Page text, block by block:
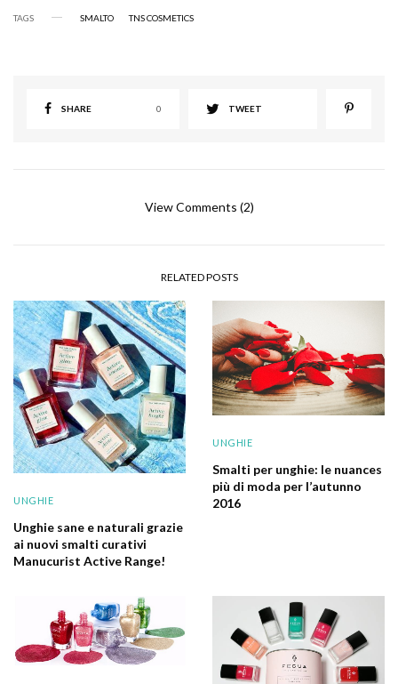
TAGS SMALTO TNS COSMETICS
SHARE 0 TWEET
View Comments (2)
RELATED POSTS
UNGHIE
Unghie sane e naturali grazie
ai nuovi smalti curativi
Manucurist Active Range!
UNGHIE
Smalti per unghie: le nuances
più di moda per l’autunno
2016